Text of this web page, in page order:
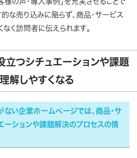
な売り込みに陥らず、商品・サービス
く訪問者に伝えられます。
立つシチュエーションや課題
解しやすくなる
ない企業ホームページでは、商品・サ
ーションや課題解決のプロセスの情